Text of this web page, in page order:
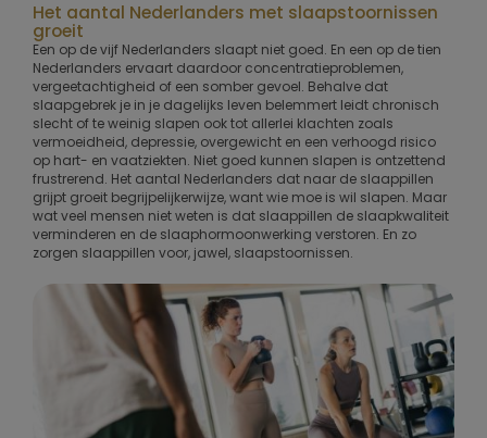
Het aantal Nederlanders met slaapstoornissen
groeit
Een op de vijf Nederlanders slaapt niet goed. En een op de tien
Nederlanders ervaart daardoor concentratieproblemen,
vergeetachtigheid of een somber gevoel. Behalve dat
slaapgebrek je in je dagelijks leven belemmert leidt chronisch
slecht of te weinig slapen ook tot allerlei klachten zoals
vermoeidheid, depressie, overgewicht en een verhoogd risico
op hart- en vaatziekten. Niet goed kunnen slapen is ontzettend
frustrerend. Het aantal Nederlanders dat naar de slaappillen
grijpt groeit begrijpelijkerwijze, want wie moe is wil slapen. Maar
wat veel mensen niet weten is dat slaappillen de slaapkwaliteit
verminderen en de slaaphormoonwerking verstoren. En zo
zorgen slaappillen voor, jawel, slaapstoornissen.